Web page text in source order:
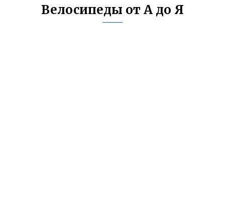
Велосипеды от А до Я